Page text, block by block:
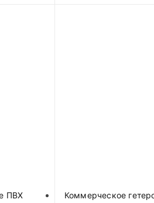
ПВХ Коммерческое